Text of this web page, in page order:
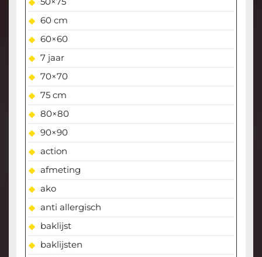
60 cm
60×60
7 jaar
70×70
75 cm
80×80
90×90
action
afmeting
ako
anti allergisch
baklijst
baklijsten